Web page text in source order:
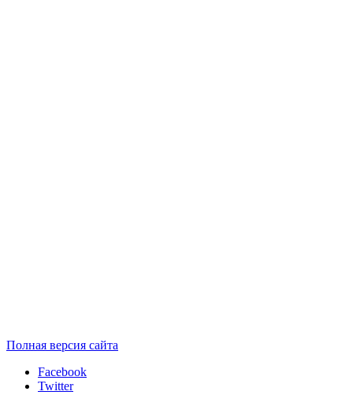
Полная версия сайта
Facebook
Twitter